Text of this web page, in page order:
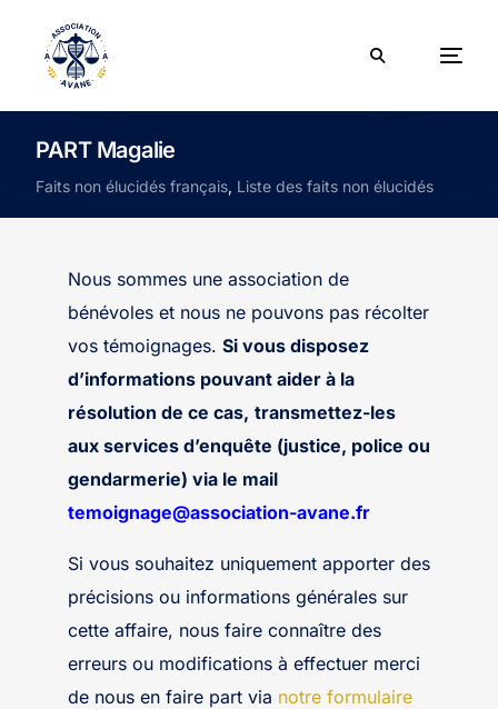
PART Magalie
Faits non élucidés français, Liste des faits non élucidés
Nous sommes une association de
bénévoles et nous ne pouvons pas récolter
vos témoignages. Si vous disposez
d’informations pouvant aider à la
résolution de ce cas, transmettez-les
aux services d’enquête (justice, police ou
gendarmerie) via le mail
temoignage@association-avane.fr
Si vous souhaitez uniquement apporter des
précisions ou informations générales sur
cette affaire, nous faire connaître des
erreurs ou modifications à effectuer merci
de nous en faire part via notre formulaire